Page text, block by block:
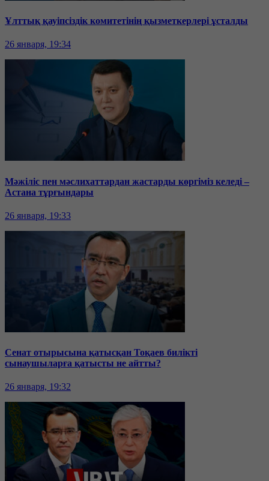
Ұлттық қауіпсіздік комитетінің қызметкерлері ұсталды
26 января, 19:34
Мәжіліс пен мәслихаттардан жастарды көргіміз келеді –
Астана тұрғындары
26 января, 19:33
Сенат отырысына қатысқан Тоқаев билікті
сынаушыларға қатысты не айтты?
26 января, 19:32